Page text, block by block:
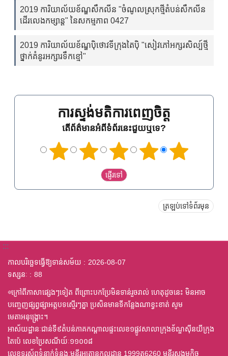
2019 ការិយាល័យខ័ណ្ឌសឹកលីន "ចំណូលស្រុកថ្មីតំបន់សឹកលីន
ដើរលេងកម្សាន្ត" នៃសកម្មភាព 0427
2019 ការិយាល័យខ័ណ្ឌប៉ិថោវទីក្រុងតៃប៉ិ "សៀវភៅអក្សរសិល្ប៍ថ្មី
ថ្នាក់គំនូរអក្សារទឹកខ្មៅ"
ការស្ទង់មតិការពេញចិត្ត
តើព័ត៌មានអំពីទំព័រនេះជួយឬទេ?
ត្រឡប់ទៅទំព័រមុន
:::
កាលបរិច្ឆេទធ្វើឱ្យទាន់សម័យ
2026-08-07
ទស្សនៈ
88
◎ក្រៅពីភាសាផ្សេងៗទៀត ពីព្រោះបកប្រែមិនទាន់រួចរាល់ ហេតុដូចនេះ មិនអាច
បញ្ចេញផ្សព្វផ្សាអត្តបទស្មើរៗគ្នា ប្រសិនមានទីកន្លែងណាខ្វះខាត់ សូម
មេតាអនុង្គ្រោះ។
អាស័យដ្ឋានៈជាន់ទី៩តំបន់ភាគកណ្តាលផ្ទះលេខ១ផ្លូវសាលាក្រុងខ័ណ្ឌស៊ីនយីក្រុង
តៃប៉េ លេខប្រៃសណីយ៍ៈ១១០០៨
លេខទូរស័ព្ទទំនាក់ទំនងៈមន្ទីរអត្រានុកូលដ្ឋាន 1999ត6260 មន្ទីរសង្គមកិច្ច